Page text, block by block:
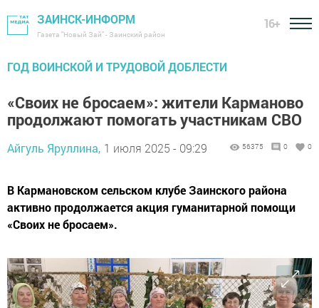
ЗАИНСК-ИНФОРМ
Газета "Новый Зай" - Заинский район
16+
ГОД ВОИНСКОЙ И ТРУДОВОЙ ДОБЛЕСТИ
«Своих не бросаем»: жители Карманово
продолжают помогать участникам СВО
Айгуль Яруллина, 1 июля 2025 - 09:29 56375 0 0
В Кармановском сельском клубе Заинского района
активно продолжается акция гуманитарной помощи
«Своих не бросаем».